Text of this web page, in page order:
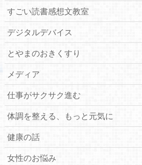
すごい読書感想文教室
デジタルデバイス
とやまのおきくすり
メディア
仕事がサクサク進む
体調を整える、もっと元気に
健康の話
女性のお悩み